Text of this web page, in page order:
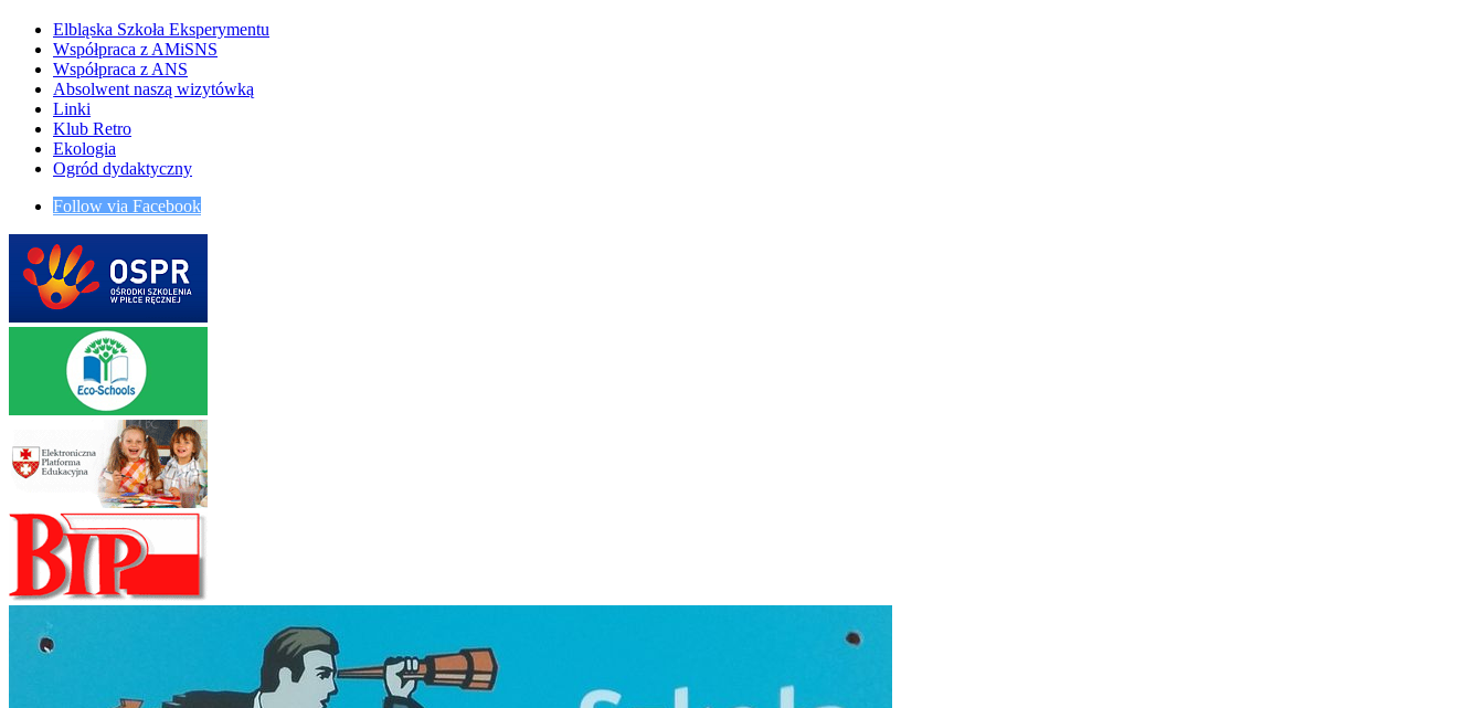
Elbląska Szkoła Eksperymentu
Współpraca z AMiSNS
Współpraca z ANS
Absolwent naszą wizytówką
Linki
Klub Retro
Ekologia
Ogród dydaktyczny
Follow via Facebook